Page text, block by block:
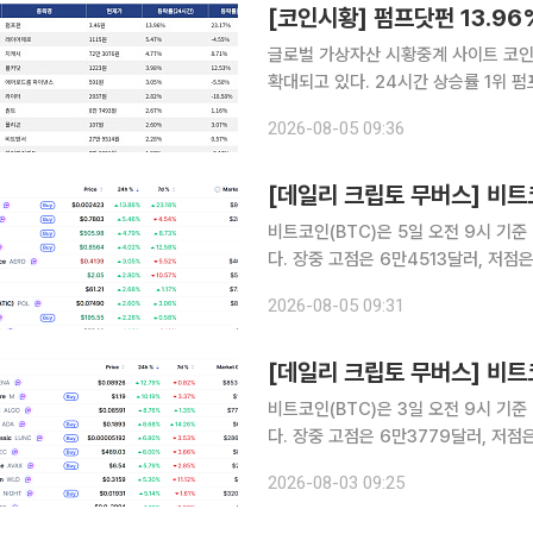
[코인시황] 펌프닷펀
글로벌 가상자산 시황중계 사이트 코
확대되고 있다. 24시간 상승률 1위 펌프닷펀(PUMP)은 24시간 동안 13.96% 상승했으며, 7일 기
으로는 4.55% 하락했다. 3위 지캐
2026-08-05 09:36
비트코인(BTC)은 5일 오전 9시 기
다. 장중 고점은 6만4513달러, 저점
2026-08-05 09:31
비트코인(BTC)은 3일 오전 9시 기
다. 장중 고점은 6만3779달러, 저점
2026-08-03 09:25